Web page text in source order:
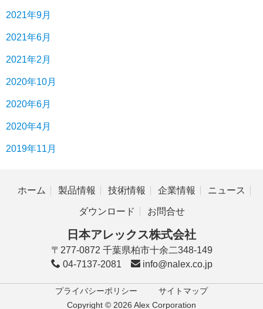
2021年9月
2021年6月
2021年2月
2020年10月
2020年6月
2020年4月
2019年11月
ホーム 製品情報 技術情報 企業情報 ニュース
ダウンロード お問合せ
日本アレックス株式会社
〒277-0872 千葉県柏市十余二348-149
04-7137-2081
info@nalex.co.jp
プライバシーポリシー
サイトマップ
Copyright © 2026 Alex Corporation